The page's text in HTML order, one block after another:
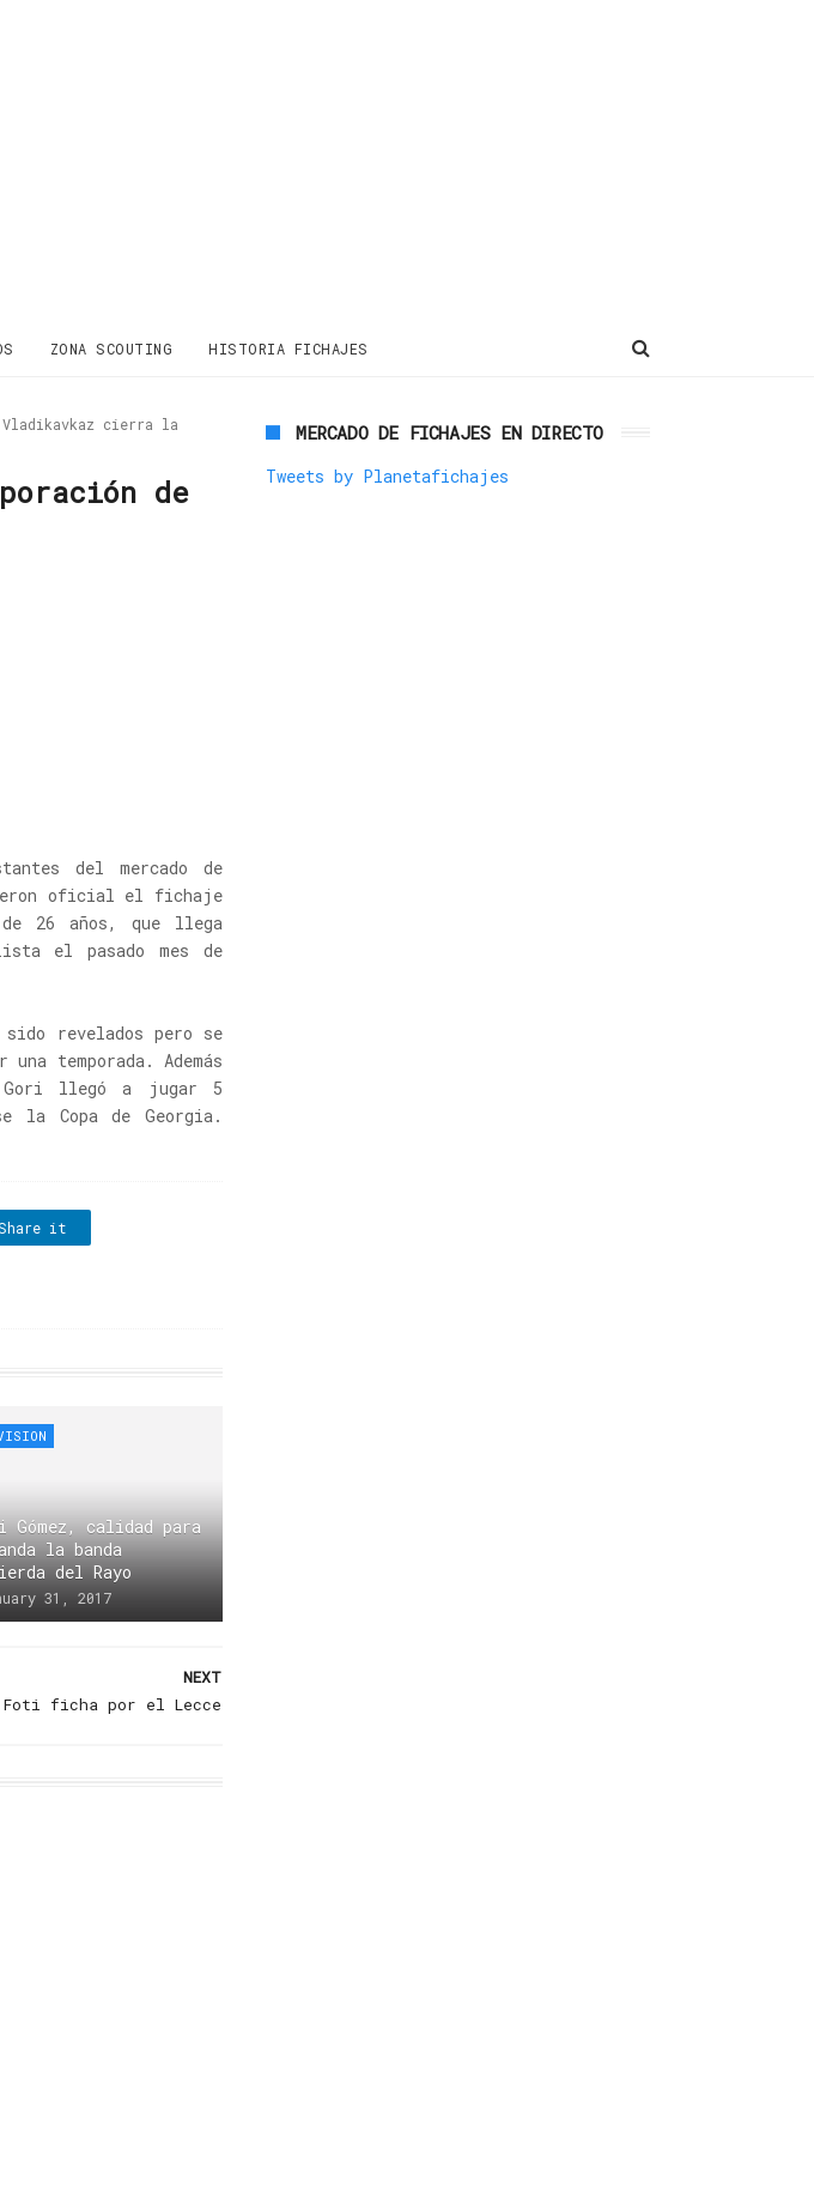
ZONA SCOUTING HISTORIA FICHAJES
cierra la
de
del mercado de
oficial el fichaje
26 años, que llega
el pasado mes de
sido revelados pero se
temporada. Además
llegó a jugar 5
la Copa de Georgia.
it
Gómez, calidad para
la banda
del Rayo
31, 2017
NEXT
Foti ficha por el Lecce
MERCADO DE FICHAJES EN DIRECTO
Tweets by Planetafichajes